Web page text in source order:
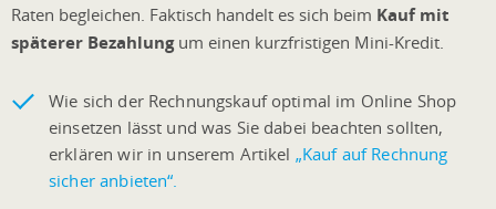
Raten begleichen. Faktisch handelt es sich beim Kauf mit
späterer Bezahlungum einen kurzfristigen Mini-Kredit.
Wie sich der Rechnungskauf optimal im Online Shop
einsetzen lässt und was Sie dabei beachten sollten,
erklären wir in unserem Artikel „Kauf auf Rechnung
sicher anbieten“.